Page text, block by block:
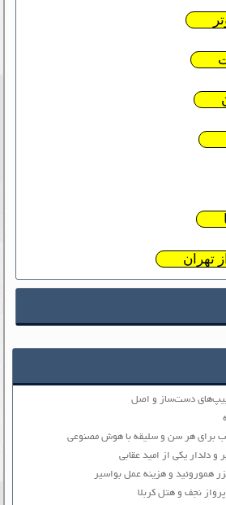
تهران
پیپ‌های دست‌ساز و اصل
برای هر سن و سلیقه با هوش مصنوعی
و دلدار یکی از امید عقابی
هموروئید و هزینه عمل بواسیر
پرواز نجف و هتل کربلا